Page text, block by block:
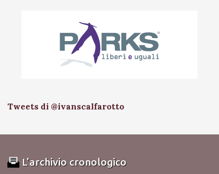
Tweets di @ivanscalfarotto
L’archivio cronologico